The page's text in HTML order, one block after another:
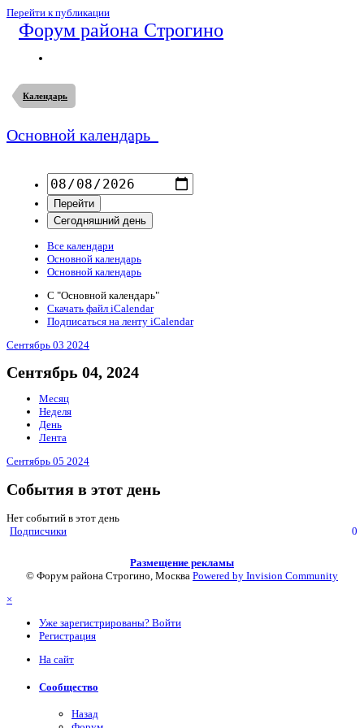
Перейти к публикации
Форум района Строгино
Календарь
Основной календарь
Все календари
Основной календарь
Основной календарь
С "Основной календарь"
Скачать файл iCalendar
Подписаться на ленту iCalendar
Сентябрь 03 2024
Сентябрь 04, 2024
Месяц
Неделя
День
Лента
Сентябрь 05 2024
События в этот день
Нет событий в этот день
Подписчики
0
Размещение рекламы
© Форум района Строгино, Москва Powered by Invision Community
×
Уже зарегистрированы? Войти
Регистрация
На сайт
Сообщество
Назад